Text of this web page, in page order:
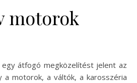
motorok
egy átfogó megközelítést jelent az
a motorok, a váltók, a karosszéria